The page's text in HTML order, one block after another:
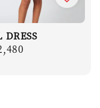
DRESS